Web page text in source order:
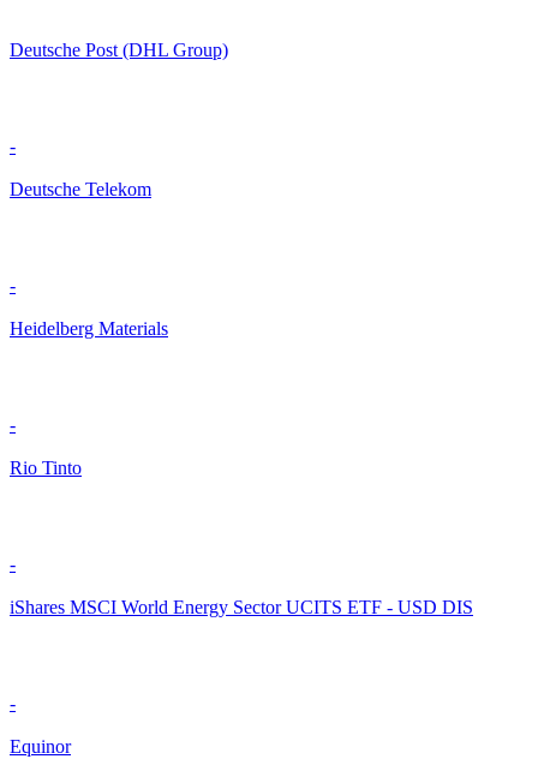
Deutsche Post (DHL Group)
-
Deutsche Telekom
-
Heidelberg Materials
-
Rio Tinto
-
iShares MSCI World Energy Sector UCITS ETF - USD DIS
-
Equinor